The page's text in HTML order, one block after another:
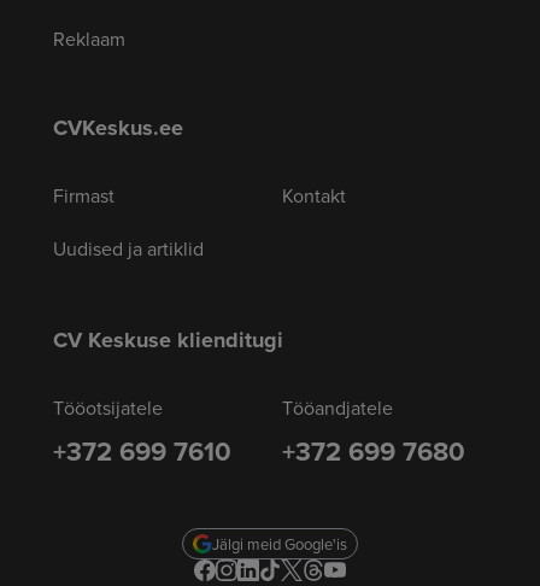
Reklaam
CVKeskus.ee
Firmast
Uudised ja artiklid
Kontakt
CV Keskuse klienditugi
Tööotsijatele
+372 699 7610
Tööandjatele
+372 699 7680
Jälgi meid Google'is